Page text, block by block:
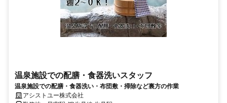
温泉施設での配膳・食器洗いスタッフ
温泉施設での配膳・食器洗い・布団敷・掃除など裏方の作業
アシストユー株式会社